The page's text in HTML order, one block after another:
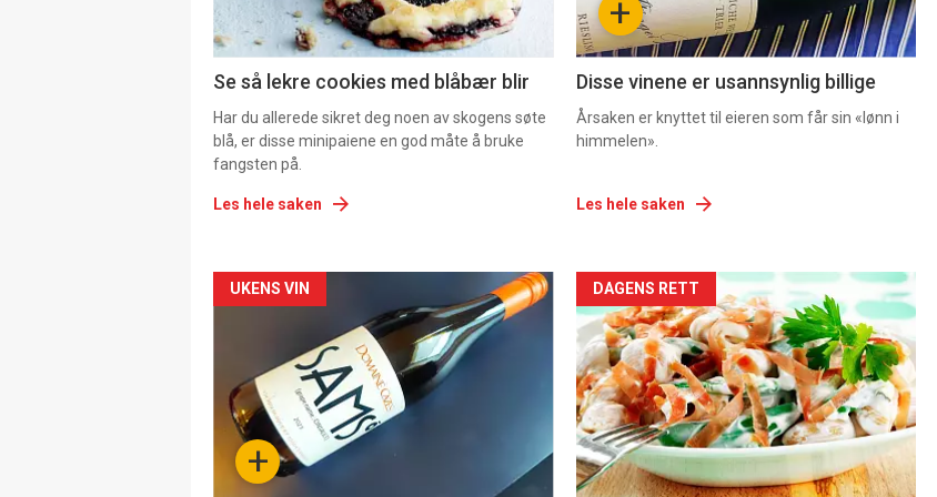
Se så lekre cookies med blåbær blir
Har du allerede sikret deg noen av skogens søte
blå, er disse minipaiene en god måte å bruke
fangsten på.
Les hele saken
2 +
Disse vinene er usannsynlig billige
Årsaken er knyttet til eieren som får sin «lønn i
himmelen».
Les hele saken
Forsiden
akkurat
nå
-
+
UKENS VIN
Forsiden
akkurat
nå
-
5
DAGENS RETT